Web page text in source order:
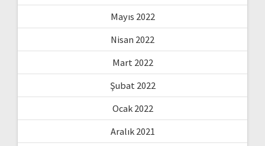
Mayıs 2022
Nisan 2022
Mart 2022
Şubat 2022
Ocak 2022
Aralık 2021